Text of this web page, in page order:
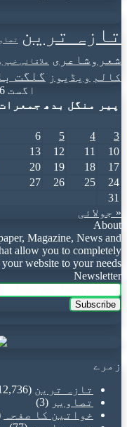
تازہ ترین
شعروشاعری علاقائی
کالم ویڈیوز گلگت
اگست 2026
پیر
منگل بدھ
3
4
5
6
10
11
12
13
17
18
19
20
24
25
26
27
31
« جولائی
About
Magazine, News and
allow you to completely
website to your needs.
Newsletter
Enter
your
Email
زمرے
تازہ ترین (12,736)
تصاویر (3)
خواتین کا صفحہ